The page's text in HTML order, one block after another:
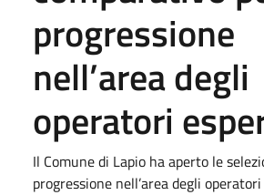
progressione
nell’area degli
operatori
Il Comune di Lapio ha aperto le
progressione nell’area degli